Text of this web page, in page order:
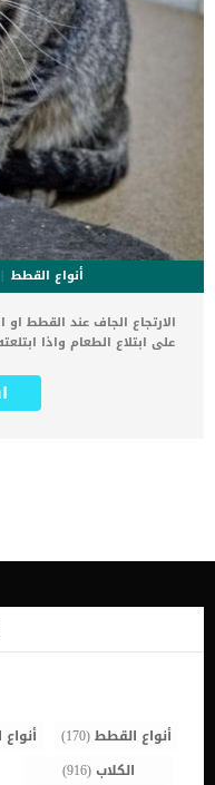
أنواع القطط
الارتجاع الجاف عند القطط
على ابتلاع الطعام واذا
بينهم انسداد الامعاء او
قطتك تبصق طعامها كثيرا
الجاف عند القطط
اثناء اعتنائها بنفسها
ابتلعته من خلال السعال او
أكثر من مرة دون ان تطرد
أنواع القطط(170) أنواع
الكلاب(916)